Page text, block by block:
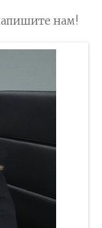
нам!